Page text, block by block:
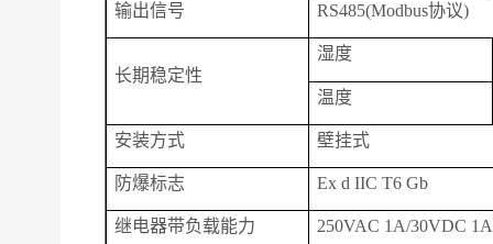
输出信号 RS485(Modbus协议)
长期稳定性
湿度
温度
安装方式 壁挂式
防爆标志 Ex d IIC T6 Gb
继电器带负载能力 250VAC 1A/30VDC 1A